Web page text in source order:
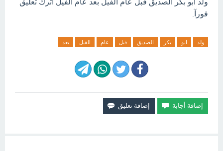
فورآ.
ولد ابو بكر الصديق قبل عام الفيل بعد